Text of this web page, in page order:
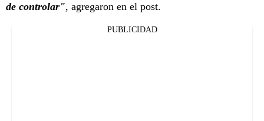
de controlar", agregaron en el post.
PUBLICIDAD